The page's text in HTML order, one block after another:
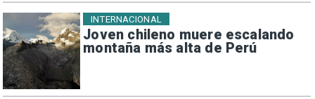
Joven chileno muere escalando
montaña más alta de Perú
INTERNACIONAL